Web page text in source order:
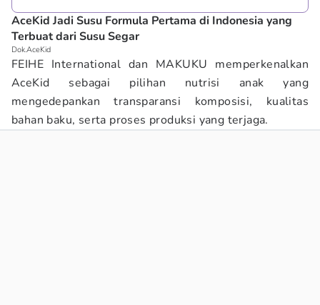
AceKid Jadi Susu Formula Pertama di Indonesia yang
Terbuat dari Susu Segar
Dok.AceKid
FEIHE International dan MAKUKU memperkenalkan
AceKid sebagai pilihan nutrisi anak yang
mengedepankan transparansi komposisi, kualitas
bahan baku, serta proses produksi yang terjaga.